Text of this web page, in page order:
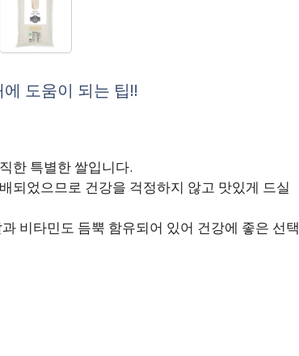
도움이 되는 팁!!
한 특별한 쌀입니다.
되었으므로 건강을 걱정하지 않고 맛있게 드실
비타민도 듬뿍 함유되어 있어 건강에 좋은 선택